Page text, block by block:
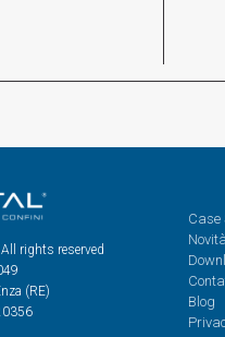
rights reserved
(RE)
Case
Novità
Blog